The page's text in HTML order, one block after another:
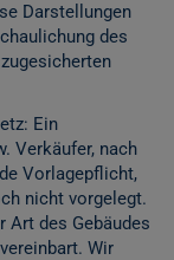
Darstellungen
des
Ein
Verkäufer, nach
Vorlagepflicht,
nicht vorgelegt.
Art des Gebäudes
Wir